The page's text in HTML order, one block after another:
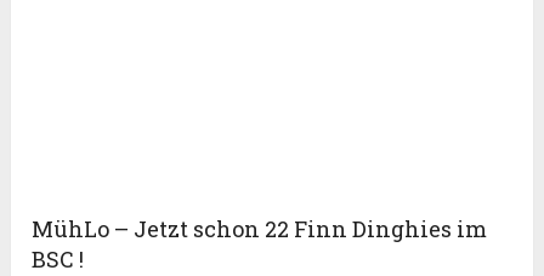
MühLo – Jetzt schon 22 Finn Dinghies im
BSC !